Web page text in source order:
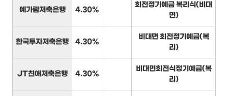
예가람저축은행 4.30%
회전정기예금 복리식(비대
면)
한국투자저축은행 4.30%
비대면 회전정기예금(복
리)
JT친애저축은행 4.30%
비대면회전식정기예금(복
리)